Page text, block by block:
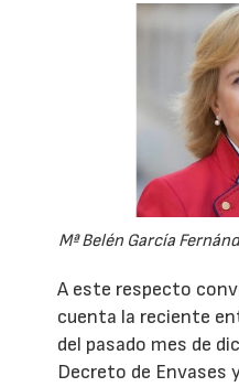
Mª Belén García
A este respecto
cuenta la reciente
del pasado mes de
Decreto de Envases